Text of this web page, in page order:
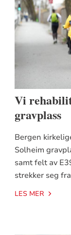
Vi
gravplass
Bergen
Solheim
samt felt av
strekker seg
LES MER